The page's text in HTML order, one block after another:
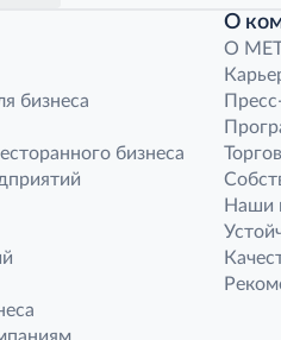
бизнеса
бизнеса
О
O
Наши